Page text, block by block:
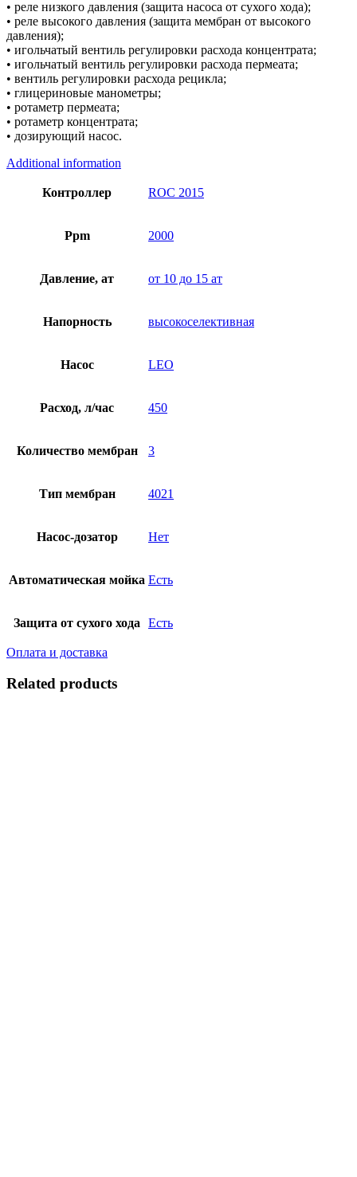
• реле низкого давления (защита насоса от сухого хода);
• реле высокого давления (защита мембран от высокого
давления);
• игольчатый вентиль регулировки расхода концентрата;
• игольчатый вентиль регулировки расхода пермеата;
• вентиль регулировки расхода рецикла;
• глицериновые манометры;
• ротаметр пермеата;
• ротаметр концентрата;
• дозирующий насос.
Additional information
Контроллер ROC 2015
Ppm 2000
Давление, ат от 10 до 15 ат
Напорность высокоселективная
Насос LEO
Расход, л/час 450
Количество мембран 3
Тип мембран 4021
Насос-дозатор Нет
Автоматическая мойка Есть
Защита от сухого хода Есть
Оплата и доставка
Related products